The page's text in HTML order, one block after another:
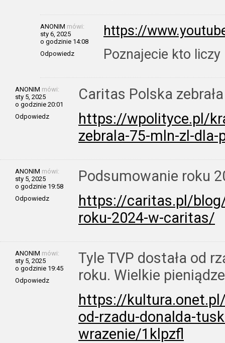
ANONIM mówi:
sty 6, 2025
o godzinie 14:08
Odpowiedz
https://
Poznajecie kto liczy
ANONIM mówi:
sty 5, 2025
o godzinie 20:01
Odpowiedz
Caritas Polska
https://wpolityce.pl/
zebrala-75-mln-zl-dla-
ANONIM mówi:
sty 5, 2025
o godzinie 19:58
Odpowiedz
Podsumowanie roku
https://caritas.pl/
roku-2024-w-caritas/
ANONIM mówi:
sty 5, 2025
o godzinie 19:45
Odpowiedz
Tyle TVP dostała od
roku. Wielkie pieniądze
https://
od-rzadu-donalda-
wrazenie/1klpzfl